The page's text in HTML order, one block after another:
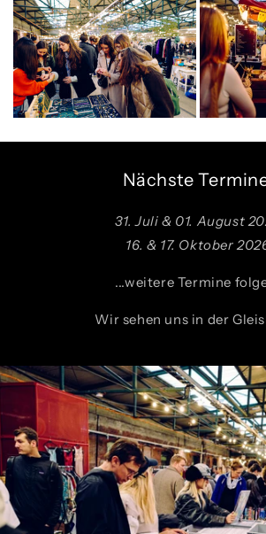
Nächste
31. Juli & 01. August
16. & 17. Oktober
...weitere Termine
Wir sehen uns in der